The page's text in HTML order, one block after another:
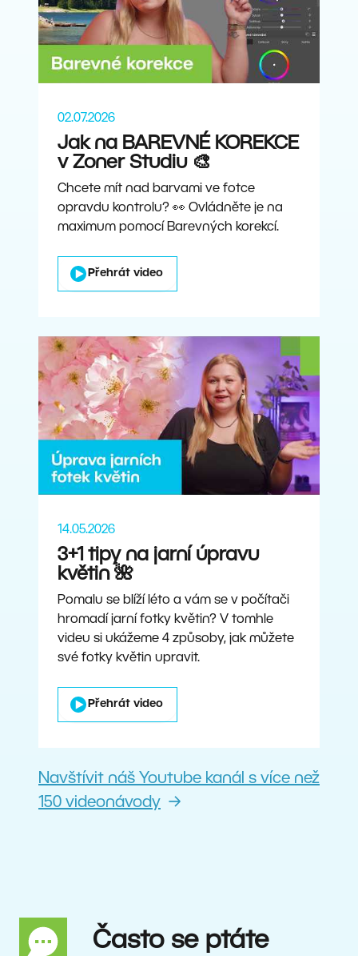
02.07.2026
Jak na BAREVNÉ KOREKCE
v Zoner Studiu 🎨
Chcete mít nad barvami ve fotce
opravdu kontrolu? 👀 Ovládněte je na
maximum pomocí Barevných korekcí.
Přehrát video
14.05.2026
3+1 tipy na jarní úpravu
květin 🌺
Pomalu se blíží léto a vám se v počítači
hromadí jarní fotky květin? V tomhle
videu si ukážeme 4 způsoby, jak můžete
své fotky květin upravit.
Přehrát video
Navštívit náš Youtube kanál s více než
150 videonávody
Často se ptáte